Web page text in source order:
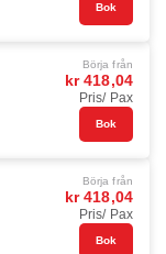
Bok
Börja från
kr 418,04
Pris/ Pax
Bok
Börja från
kr 418,04
Pris/ Pax
Bok